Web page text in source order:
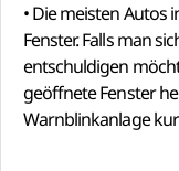
• Die meisten Autos
Fenster. Falls man
entschuldigen
geöffnete Fenster
Warnblinkanlage